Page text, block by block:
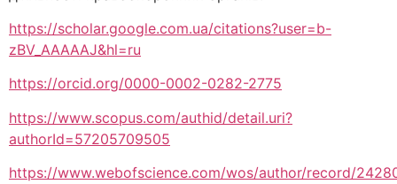
https://scholar.google.com.ua/citations?user=b-
zBV_AAAAAJ&hl=ru
https://orcid.org/0000-0002-0282-2775
https://www.scopus.com/authid/detail.uri?
authorId=57205709505
https://www.webofscience.com/wos/author/record/